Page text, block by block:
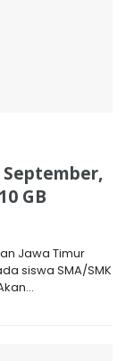
GB
Jawa Timur
siswa SMA/SMK